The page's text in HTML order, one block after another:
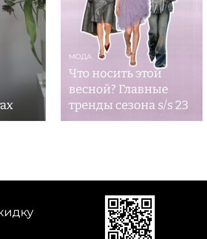
МОДА
Что носить этой
весной? Главные
тренды сезона s/s 23